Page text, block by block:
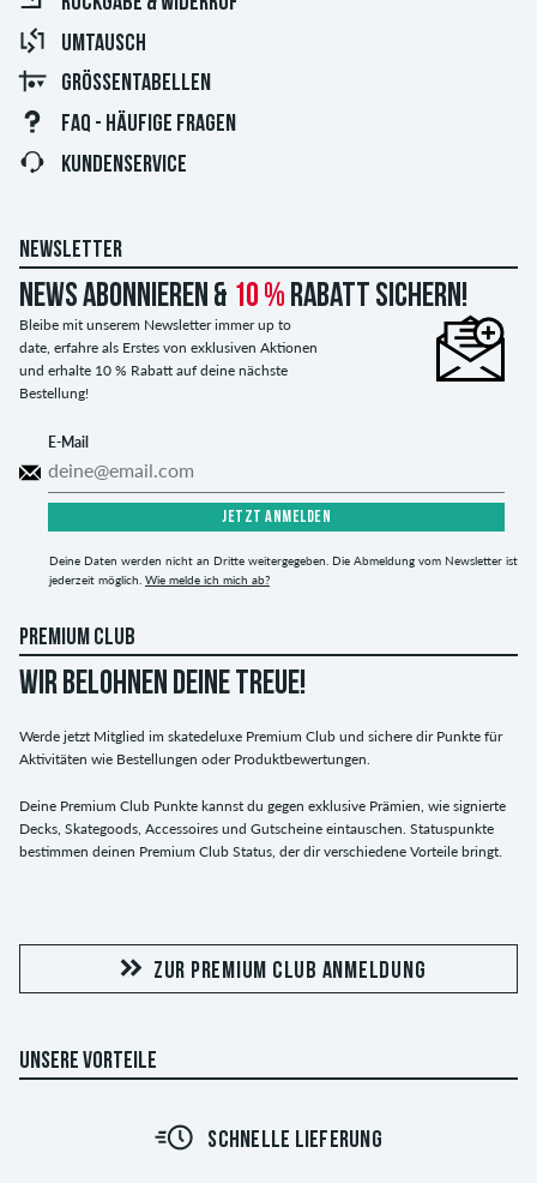
UMTAUSCH
GRÖSSENTABELLEN
FAQ - HÄUFIGE FRAGEN
KUNDENSERVICE
NEWSLETTER
News abonnieren & 10 % Rabatt sichern!
Bleibe mit unserem Newsletter immer up to
date, erfahre als Erstes von exklusiven Aktionen
und erhalte 10 % Rabatt auf deine nächste
Bestellung!
E-Mail
JETZT ANMELDEN
Deine Daten werden nicht an Dritte weitergegeben. Die Abmeldung vom Newsletter ist
jederzeit möglich. Wie melde ich mich ab?
PREMIUM CLUB
WIR BELOHNEN DEINE TREUE!
Werde jetzt Mitglied im skatedeluxe Premium Club und sichere dir Punkte für
Aktivitäten wie Bestellungen oder Produktbewertungen.
Deine Premium Club Punkte kannst du gegen exklusive Prämien, wie signierte
Decks, Skategoods, Accessoires und Gutscheine eintauschen. Statuspunkte
bestimmen deinen Premium Club Status, der dir verschiedene Vorteile bringt.
ZUR PREMIUM CLUB ANMELDUNG
UNSERE VORTEILE
SCHNELLE LIEFERUNG